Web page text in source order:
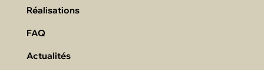
Réalisations
FAQ
Actualités